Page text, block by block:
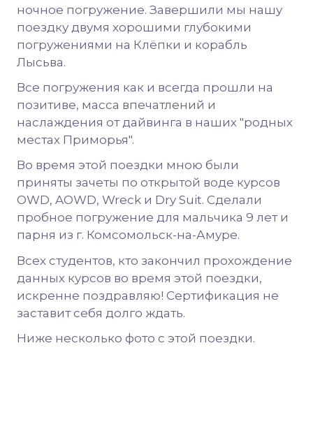
ночное погружение. Завершили мы нашу
поездку двумя хорошими глубокими
погружениями на Клёпки и корабль
Лысьва.
Все погружения как и всегда прошли на
позитиве, масса впечатлений и
наслаждения от дайвинга в наших "родных
местах Приморья".
Во время этой поездки мною были
приняты зачеты по открытой воде курсов
OWD, AOWD, Wreck и Dry Suit. Сделали
пробное погружение для мальчика 9 лет и
парня из г. Комсомольск-на-Амуре.
Всех студентов, кто закончил прохождение
данных курсов во время этой поездки,
искренне поздравляю! Сертификация не
заставит себя долго ждать.
Ниже несколько фото с этой поездки.